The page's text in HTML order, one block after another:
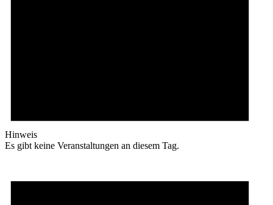
Hinweis
Es gibt keine Veranstaltungen an diesem Tag.